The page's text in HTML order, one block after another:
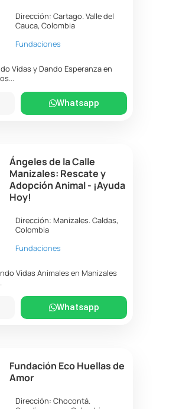
Dirección:Cartago.Valle del
Cauca,Colombia
Fundaciones
Vidas y Dando Esperanza en
Whatsapp
Ángeles de la Calle
Manizales: Rescate y
Adopción Animal - ¡Ayuda
Hoy!
Dirección: Manizales.Caldas,
Colombia
Fundaciones
Vidas Animales en Manizales
Whatsapp
Fundación Eco Huellas de
Amor
Dirección:Chocontá.